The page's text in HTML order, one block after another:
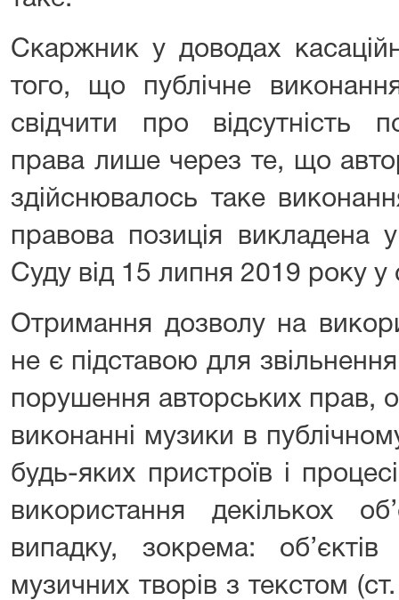
Скаржник у доводах
того, що публічне
свідчити про відсутність
права лише через те, що
здійснювалось таке
правова позиція викладена
Суду від 15 липня 2019 року
Отримання дозволу на
не є підставою для звільнення
порушення авторських прав,
виконанні музики в
будь-яких пристроїв і
використання декількох
випадку, зокрема:
музичних творів з текстом